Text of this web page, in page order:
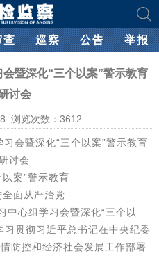
查 巡察 公告 举报
暨深化“三个以案”警示教育
讨会
浏览次数： 3612
会暨深化“三个以案”警示教育
讨会
以案”警示教育
面从严治党
中心组学习会暨深化“三个以
习贯彻习近平总书记在中央纪委
防控和经济社会发展工作部署